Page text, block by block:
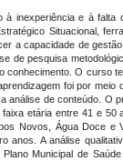
inexperiência e à
Situacional,
a capacidade de
de pesquisa
O
foi por
de conteúdo. O
etária entre 41 e
Novos, Água Doce
A análise
Municipal de